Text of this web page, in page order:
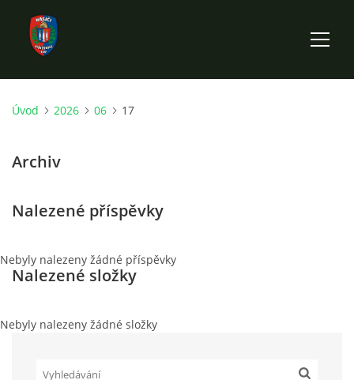
ÚVOD
HISTORIE SBORU
VÝKONNÝ VÝBOR SBORU
DOKUMENTY
Úvod 2026 06 17
Archiv
Nalezené příspěvky
Nebyly nalezeny žádné příspěvky
Nalezené složky
Nebyly nalezeny žádné složky